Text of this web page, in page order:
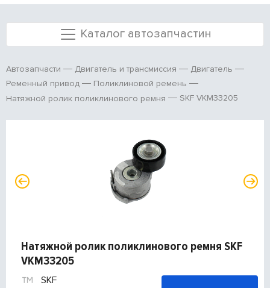
Каталог автозапчастин
Автозапчасти Двигатель и трансмиссия
Двигатель
Ременный привод
Поликлиновой ремень
Натяжной ролик поликлинового ремня
SKF VKM33205
Натяжной ролик поликлинового ремня SKF
VKM33205
SKF